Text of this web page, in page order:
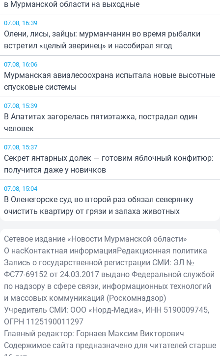
в Мурманской области на выходные
07.08, 16:39
Олени, лисы, зайцы: мурманчанин во время рыбалки
встретил «целый зверинец» и насобирал ягод
07.08, 16:06
Мурманская авиалесоохрана испытала новые высотные
спусковые системы
07.08, 15:39
В Апатитах загорелась пятиэтажка, пострадал один
человек
07.08, 15:37
Секрет янтарных долек — готовим яблочный конфитюр:
получится даже у новичков
07.08, 15:04
В Оленегорске суд во второй раз обязал северянку
очистить квартиру от грязи и запаха животных
Сетевое издание «Новости Мурманской области»
О насКонтактная информацияРедакционная политика
Запись о государственной регистрации СМИ: ЭЛ №
ФС77-69152 от 24.03.2017 выдано Федеральной службой
по надзору в сфере связи, информационных технологий
и массовых коммуникаций (Роскомнадзор)
Учредитель СМИ: ООО «Норд-Медиа», ИНН 5190009745,
ОГРН 1125190011297
Главный редактор: Горнаев Максим Викторович
Содержимое сайта предназначено для читателей старше